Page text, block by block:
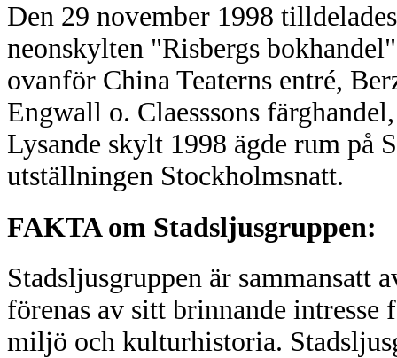
Den 29 november 1998
neonskylten "Risbergs
ovanför China Teaterns entré,
Engwall o. Claesssons
Lysande skylt 1998 ägde rum på
utställningen Stockholmsnatt.
FAKTA om Stadsljusgruppen:
Stadsljusgruppen är sammansatt
förenas av sitt brinnande
miljö och kulturhistoria.